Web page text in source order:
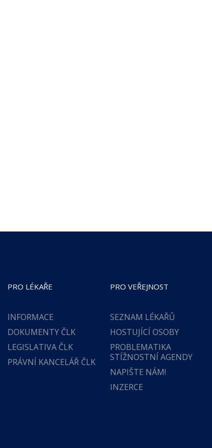
PRO LÉKAŘE
INFORMACE
DOKUMENTY ČLK
LEGISLATIVA ČLK
PRÁVNÍ KANCELÁŘ ČLK
PRO VEŘEJNOST
SEZNAM LÉKAŘŮ
HOSTUJÍCÍ OSOBY
PROBLEMATIKA
STÍŽNOSTNÍ AGENDY
NAPIŠTE NÁM!
INZERCE